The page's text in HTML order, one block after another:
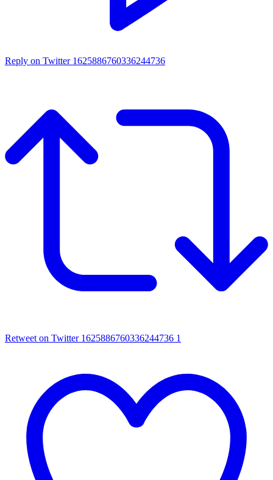
Reply on Twitter 1625886760336244736
Retweet on Twitter 1625886760336244736 1